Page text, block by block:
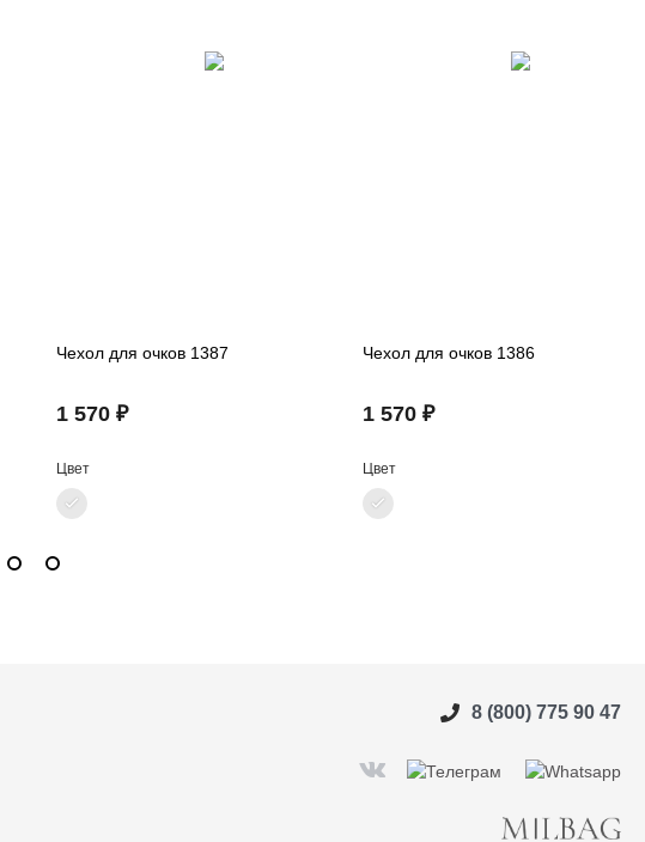
Чехол для очков 1387
1 570 ₽
Цвет
Чехол для очков 1386
1 570 ₽
Цвет
8 (800) 775 90 47